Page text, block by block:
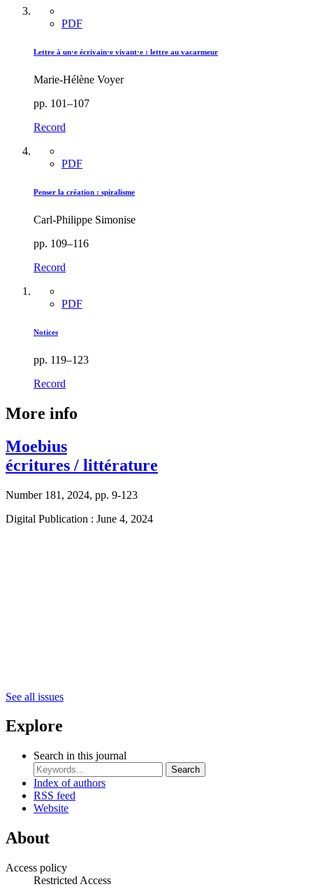
PDF
Lettre à un·e écrivain·e vivant·e : lettre au vacarmeur
Marie-Hélène Voyer
pp. 101–107
Record
PDF
Penser la création : spiralisme
Carl-Philippe Simonise
pp. 109–116
Record
PDF
Notices
pp. 119–123
Record
More info
Moebius
écritures / littérature
Number 181, 2024, pp. 9-123
Digital Publication : June 4, 2024
See all issues
Explore
Search in this journal
Search
Index of authors
RSS feed
Website
About
Access policy
Restricted Access